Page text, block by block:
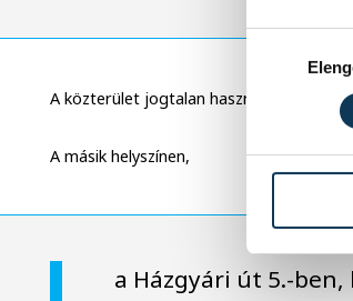
Hozzájárulás
A közterület jogtalan használatával
A másik helyszínen,
a Házgyári út 5.-